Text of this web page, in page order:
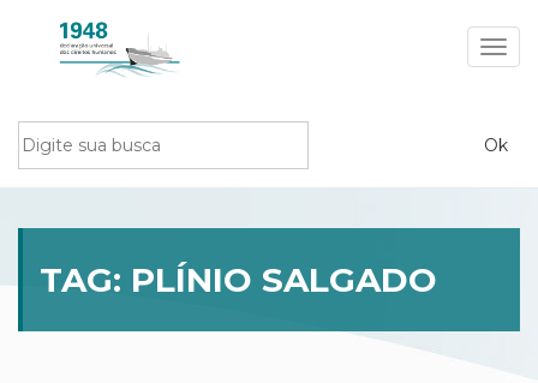
TAG: PLÍNIO SALGADO